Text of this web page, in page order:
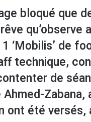
bloqué que
‘Mobilis’ de
technique,
de
ont été